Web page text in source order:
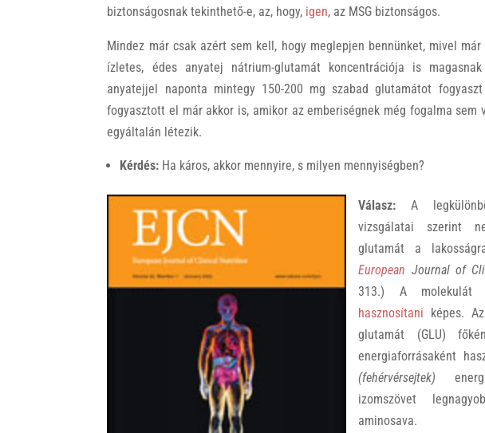
biztonságosnak tekinthető-e, az, hogy, igen, az MSG biztonságos.
Mindez már csak azért sem kell, hogy meglepjen bennünket, mivel
ízletes, édes anyatej nátrium-glutamát koncentrációja is
anyatejjel naponta mintegy 150-200 mg szabad glutamátot
fogyasztott el már akkor is, amikor az emberiségnek még fogalma sem
egyáltalán létezik.
Kérdés: Ha káros, akkor mennyire, s milyen mennyiségben?
Válasz: A
vizsgálatai szerint
glutamát a
European Journal of
313.) A molekulát
hasznosítani képes.
glutamát (GLU)
energiaforrásaként
(fehérvérsejtek)
izomszövet
aminosava.